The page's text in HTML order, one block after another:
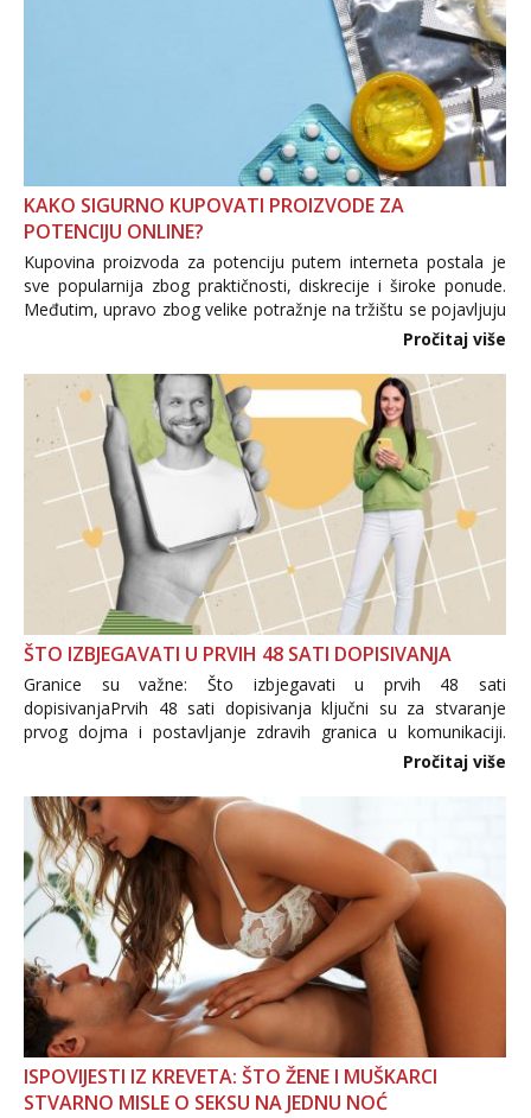
KAKO SIGURNO KUPOVATI PROIZVODE ZA
POTENCIJU ONLINE?
Kupovina proizvoda za potenciju putem interneta postala je
sve popularnija zbog praktičnosti, diskrecije i široke ponude.
Međutim, upravo zbog velike potražnje na tržištu se pojavljuju
i brojni krivotvoreni proizvodi, nepouzdane internetske
Pročitaj više
ŠTO IZBJEGAVATI U PRVIH 48 SATI DOPISIVANJA
Granice su važne: Što izbjegavati u prvih 48 sati
dopisivanjaPrvih 48 sati dopisivanja ključni su za stvaranje
prvog dojma i postavljanje zdravih granica u komunikaciji.
Važno je izbjeći prebrzo otkrivanje osobnih ili intimnih
povjerenje. Takođe...
Pročitaj više
ISPOVIJESTI IZ KREVETA: ŠTO ŽENE I MUŠKARCI
STVARNO MISLE O SEKSU NA JEDNU NOĆ